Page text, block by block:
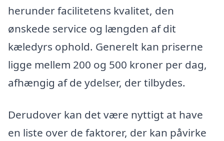
herunder facilitetens kvalitet, den
ønskede service og længden af dit
kæledyrs ophold. Generelt kan priserne
ligge mellem 200 og 500 kroner per dag,
afhængig af de ydelser, der tilbydes.
Derudover kan det være nyttigt at have
en liste over de faktorer, der kan påvirke